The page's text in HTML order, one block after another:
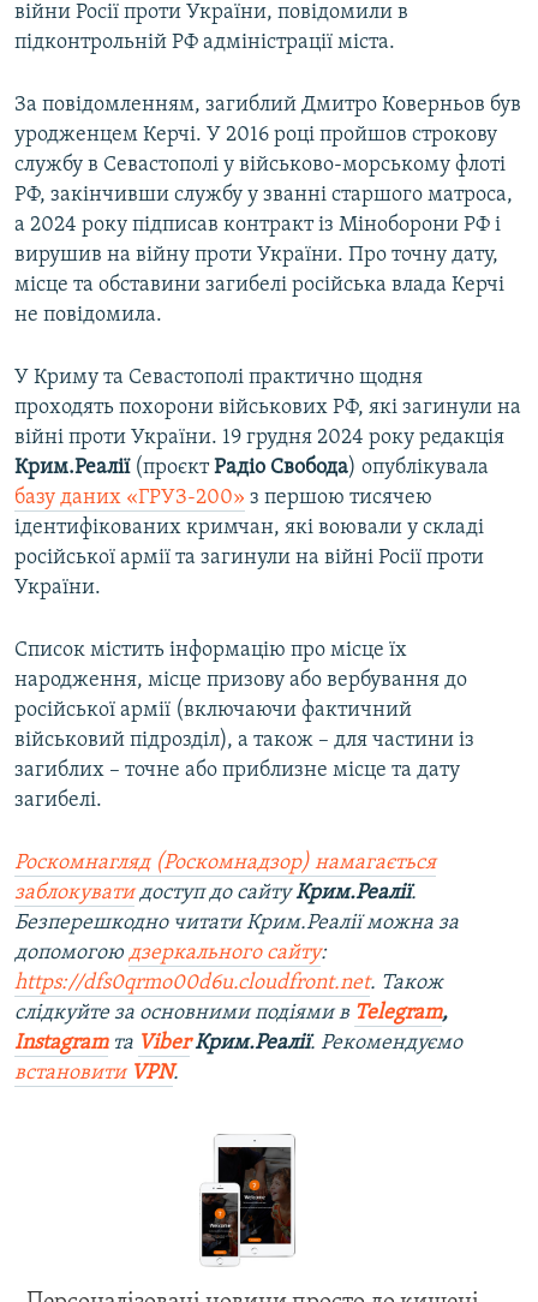
війни Росії проти України, повідомили в
підконтрольній РФ адміністрації міста.
За повідомленням, загиблий Дмитро Коверньов був
уродженцем Керчі. У 2016 році пройшов строкову
службу в Севастополі у військово-морському флоті
РФ, закінчивши службу у званні старшого матроса,
а 2024 року підписав контракт із Міноборони РФ і
вирушив на війну проти України. Про точну дату,
місце та обставини загибелі російська влада Керчі
не повідомила.
У Криму та Севастополі практично щодня
проходять похорони військових РФ, які загинули на
війні проти України. 19 грудня 2024 року редакція
Крим.Реалії(проєктРадіо Свобода) опублікувала
базу даних «ГРУЗ-200» з першою тисячею
ідентифікованих кримчан, які воювали у складі
російської армії та загинули на війні Росії проти
України.
Список містить інформацію про місце їх
народження, місце призову або вербування до
російської армії (включаючи фактичний
військовий підрозділ), а також – для частини із
загиблих – точне або приблизне місце та дату
загибелі.
Роскомнагляд (Роскомнадзор) намагається
заблокуватидоступ до сайтуКрим.Реалії.
Безперешкодно читати Крим.Реалії можна за
допомогою дзеркального сайту:
https://dfs0qrmo00d6u.cloudfront.net. Також
слідкуйте за основними подіями в Telegram,
Instagramта ViberКрим.Реалії. Рекомендуємо
встановити VPN.